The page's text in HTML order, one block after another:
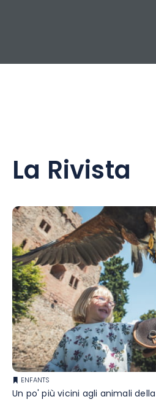
La Rivista
ENFANTS
Un po' più vicini agli animali